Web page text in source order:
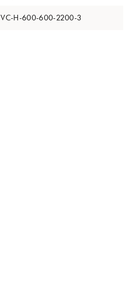
VC-H-600-600-2200-3